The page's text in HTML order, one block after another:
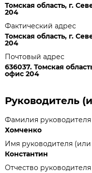
Томская область, г.
204
Фактический адрес
Томская область, г.
204
Почтовый адрес
636037. Томская
офис 204
Руководитель
Фамилия
Хомченко
Имя руководителя
Константин
Отчество